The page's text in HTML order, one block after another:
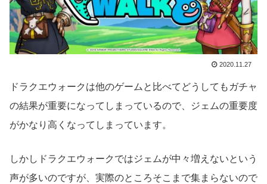
2020.11.27
ドラクエウォークは他のゲームと比べてどうしてもガチャ
の結果が重要になってしまっているので、ジェムの重要度
がかなり高くなってしまっています。
しかしドラクエウォークではジェムが中々増えないという
声が多いのですが、実際のところそこまで集まらないので